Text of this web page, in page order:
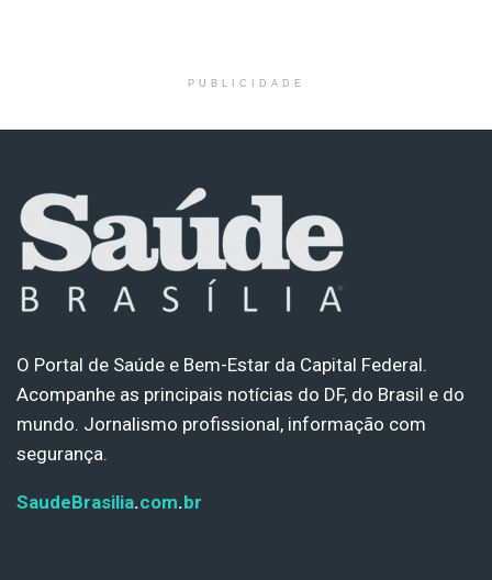
PUBLICIDADE
O Portal de Saúde e Bem-Estar da Capital Federal.
Acompanhe as principais notícias do DF, do Brasil e do
mundo. Jornalismo profissional, informação com
segurança.
SaudeBrasilia.com.br